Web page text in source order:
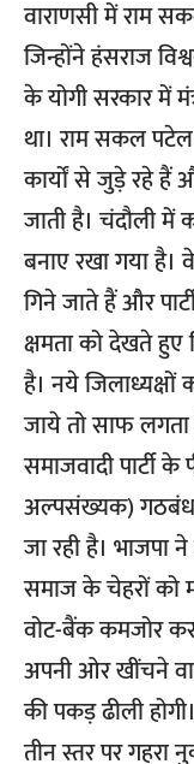
वाराणसी में राम
जिन्होंने हंसराज
के योगी सरकार में
था। राम सकल
कार्यों से जुड़े रहे हैं
जाती है। चंदौली में
बनाए रखा गया
गिने जाते हैं और
क्षमता को देखते हुए
है। नये जिलाध्यक्षों
जाये तो साफ लगता
समाजवादी पार्टी
अल्पसंख्यक)
जा रही है।
समाज के चेहरों को
वोट-बैंक कमजोर
अपनी ओर खींचने
की पकड़ ढीली
तीन स्तर पर गहरा